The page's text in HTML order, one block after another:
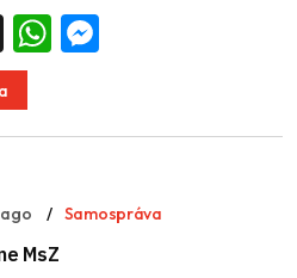
WhatsApp
Samospráva
MsZ